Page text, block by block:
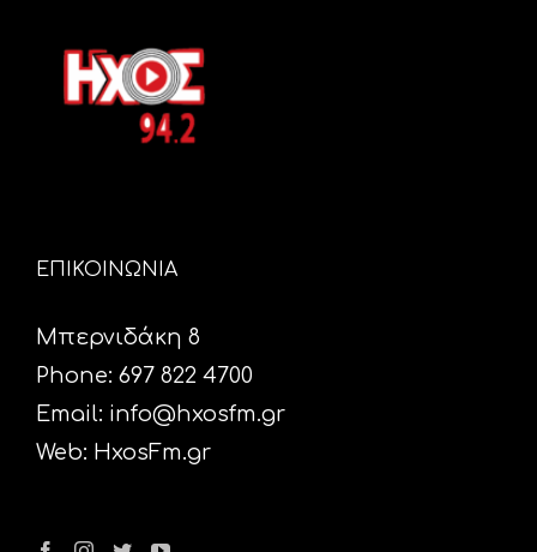
ΕΠΙΚΟΙΝΩΝΙΑ
Μπερνιδάκη 8
Phone: 697 822 4700
Email: info@hxosfm.gr
Web: HxosFm.gr